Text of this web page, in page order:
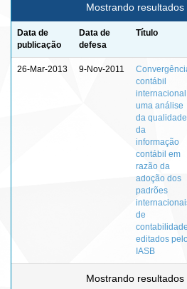
Mostrando resultados
Data de
publicação
Data de
defesa
Título
26-Mar-2013 9-Nov-2011
contábil
uma análise
da qualidade
da
informação
contábil em
razão da
adoção dos
padrões
de
contabilidade
editados
IASB
Mostrando resultados